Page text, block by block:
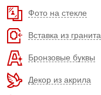
Фото на стекле
Вставка из гранита
Бронзовые буквы
Декор из акрила